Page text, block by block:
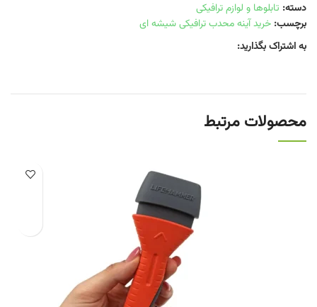
دسته: تابلوها و لوازم ترافیکی
برچسب: خرید آینه محدب ترافیکی شیشه ای
به اشتراک بگذارید:
محصولات مرتبط